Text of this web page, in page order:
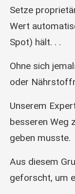
Setze
Wert
Spot) hält. . .
Ohne sich
oder
Unserem
besseren Weg
geben musste.
Aus diesem
geforscht, um